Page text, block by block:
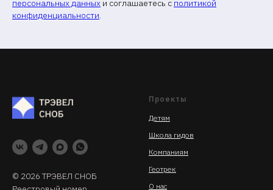
персональных данных и соглашаетесь c политикой
конфиденциальности.
© 2026 ТРЭВЕЛ СНОБ
Проекты
Детям
Школа гидов
Компаниям
Геотрек
О нас